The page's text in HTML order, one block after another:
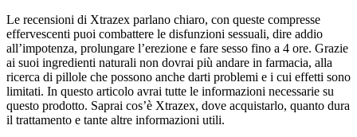
Le recensioni di Xtrazex parlano chiaro, con queste compresse
effervescenti puoi combattere le disfunzioni sessuali, dire addio
all’impotenza, prolungare l’erezione e fare sesso fino a 4 ore. Grazie
ai suoi ingredienti naturali non dovrai più andare in farmacia, alla
ricerca di pillole che possono anche darti problemi e i cui effetti sono
limitati. In questo articolo avrai tutte le informazioni necessarie su
questo prodotto. Saprai cos’è Xtrazex, dove acquistarlo, quanto dura
il trattamento e tante altre informazioni utili.